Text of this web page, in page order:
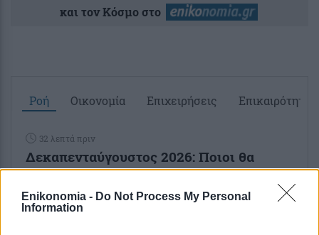
Enikonomia - Do Not Process My Personal
Information
και τον Κόσμο στο
Ροή Οικονομία Επιχειρήσεις Επικαιρότητα
32 λεπτά πριν
Δεκαπενταύγουστος 2026: Ποιοι θα
λάβουν τα περισσότερα χρήματα
1 ώρα πριν